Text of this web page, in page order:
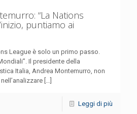
“La Nations
puntiamo ai
League è solo un primo passo.
Il presidente della
Italia, Andrea Montemurro, non
[…]
Leggi di più